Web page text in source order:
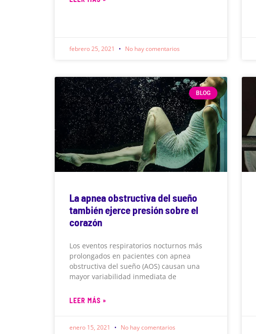
febrero 25, 2021 No hay comentarios
BLOG
La apnea obstructiva del sueño
también ejerce presión sobre el
corazón
Los eventos respiratorios nocturnos más
prolongados en pacientes con apnea
obstructiva del sueño (AOS) causan una
mayor variabilidad inmediata de
LEER MÁS »
enero 15, 2021 No hay comentarios